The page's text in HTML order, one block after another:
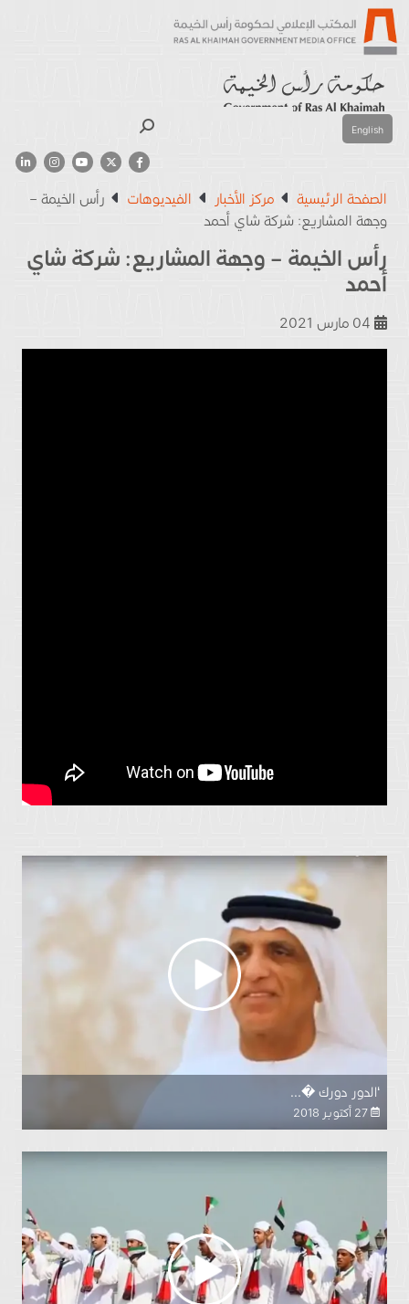
English
الصفحة الرئيسية مركز الأخبار الفيديوهات
رأس الخيمة –
وجهة المشاريع: شركة شاي أحمد
رأس الخيمة – وجهة المشاريع: شركة شاي
أحمد
04 مارس 2021
‘الدور دورك �...